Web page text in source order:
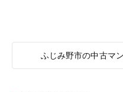
ふじみ野市の中古マ